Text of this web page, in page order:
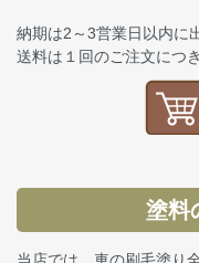
納期は2～3営業日以内に
送料は１回のご注文につ
塗料